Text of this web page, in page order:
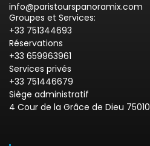
info@paristourspanoramix.com
Groupes et Services:
+33 751344693
Réservations
+33 659963961
Services privés
+33 751446679
Siège administratif
4 Cour de la Grâce de Dieu